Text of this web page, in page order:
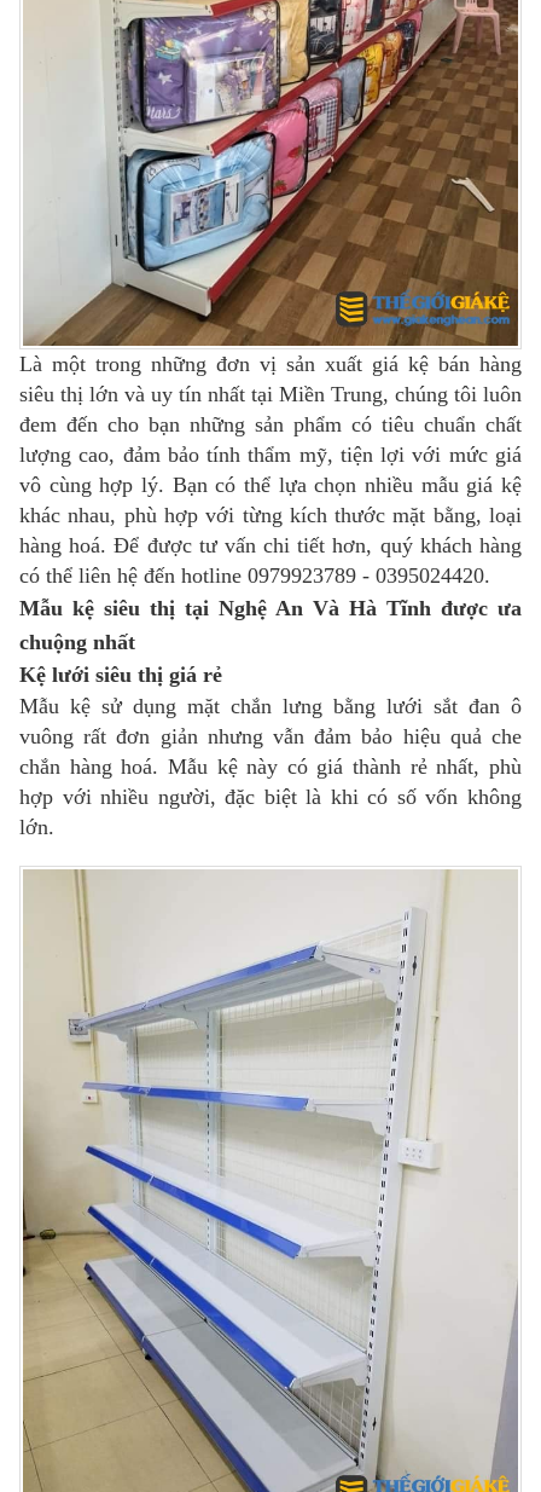
Là một trong những đơn vị sản xuất giá kệ bán hàng
siêu thị lớn và uy tín nhất tại Miền Trung, chúng tôi luôn
đem đến cho bạn những sản phẩm có tiêu chuẩn chất
lượng cao, đảm bảo tính thẩm mỹ, tiện lợi với mức giá
vô cùng hợp lý. Bạn có thể lựa chọn nhiều mẫu giá kệ
khác nhau, phù hợp với từng kích thước mặt bằng, loại
hàng hoá. Để được tư vấn chi tiết hơn, quý khách hàng
có thể liên hệ đến hotline 0979923789 - 0395024420.
Mẫu kệ siêu thị tại Nghệ An Và Hà Tĩnh được ưa
chuộng nhất
Kệ lưới siêu thị giá rẻ
Mẫu kệ sử dụng mặt chắn lưng bằng lưới sắt đan ô
vuông rất đơn giản nhưng vẫn đảm bảo hiệu quả che
chắn hàng hoá. Mẫu kệ này có giá thành rẻ nhất, phù
hợp với nhiều người, đặc biệt là khi có số vốn không
lớn.